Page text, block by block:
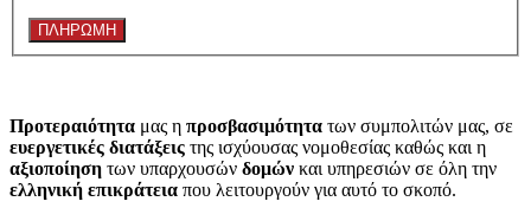
Προτεραιότητα μας η προσβασιμότητα των συμπολιτών μας, σε
ευεργετικές διατάξεις της ισχύουσας νομοθεσίας καθώς και η
αξιοποίηση των υπαρχουσών δομών και υπηρεσιών σε όλη την
ελληνική επικράτεια που λειτουργούν για αυτό το σκοπό.​